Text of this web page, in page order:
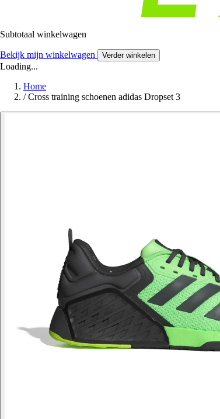
Subtotaal winkelwagen
Bekijk mijn winkelwagen Verder winkelen
Loading...
Home
/ Cross training schoenen adidas Dropset 3